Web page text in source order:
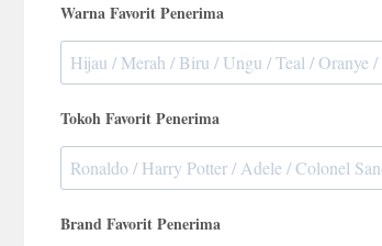
Warna Favorit Penerima
Tokoh Favorit Penerima
Brand Favorit Penerima